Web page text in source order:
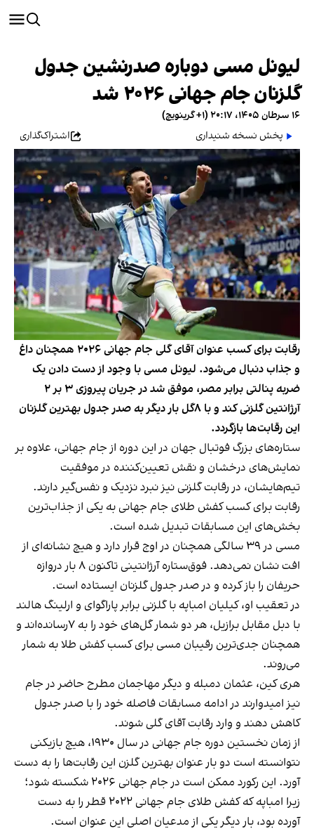
لیونل مسی دوباره صدرنشین جدول
گلزنان جام جهانی ۲۰۲۶ شد
۱۶ سرطان ۱۴۰۵، ۲۰:۱۷ (‎+۱ گرینویچ)
پخش نسخه شنیداری
اشتراک‌گذاری
رقابت برای کسب عنوان آقای گلی جام جهانی ۲۰۲۶ همچنان داغ
و جذاب دنبال می‌شود. لیونل مسی با وجود از دست دادن یک
ضربه پنالتی برابر مصر، موفق شد در جریان پیروزی ۳ بر ۲
آرژانتین گلزنی کند و با ۸گل بار دیگر به صدر جدول بهترین گلزنان
این رقابت‌ها بازگردد.
ستاره‌های بزرگ فوتبال جهان در این دوره از جام جهانی، علاوه بر
نمایش‌های درخشان و نقش تعیین‌کننده در موفقیت
تیم‌هایشان، در رقابت گلزنی نیز نبرد نزدیک و نفس‌گیر دارند.
رقابت برای کسب کفش طلای جام جهانی به یکی از جذاب‌ترین
بخش‌های این مسابقات تبدیل شده است.
مسی در ۳۹ سالگی همچنان در اوج قرار دارد و هیچ نشانه‌ای از
افت نشان نمی‌دهد. فوق‌ستاره آرژانتینی تاکنون ۸ بار دروازه
حریفان را باز کرده و در صدر جدول گلزنان ایستاده است.
در تعقیب او، کیلیان امباپه با گلزنی برابر پاراگوای و ارلینگ هالند
با دبل مقابل برازیل، هر دو شمار گل‌های خود را به ۷رسانده‌اند و
همچنان جدی‌ترین رقیبان مسی برای کسب کفش طلا به شمار
می‌روند.
هری کین، عثمان دمبله و دیگر مهاجمان مطرح حاضر در جام
نیز امیدوارند در ادامه مسابقات فاصله خود را با صدر جدول
کاهش دهند و وارد رقابت آقای گلی شوند.
از زمان نخستین دوره جام جهانی در سال ۱۹۳۰، هیچ بازیکنی
نتوانسته است دو بار عنوان بهترین گلزن این رقابت‌ها را به دست
آورد. این رکورد ممکن است در جام جهانی ۲۰۲۶ شکسته شود؛
زیرا امباپه که کفش طلای جام جهانی ۲۰۲۲ قطر را به دست
آورده بود، بار دیگر یکی از مدعیان اصلی این عنوان است.